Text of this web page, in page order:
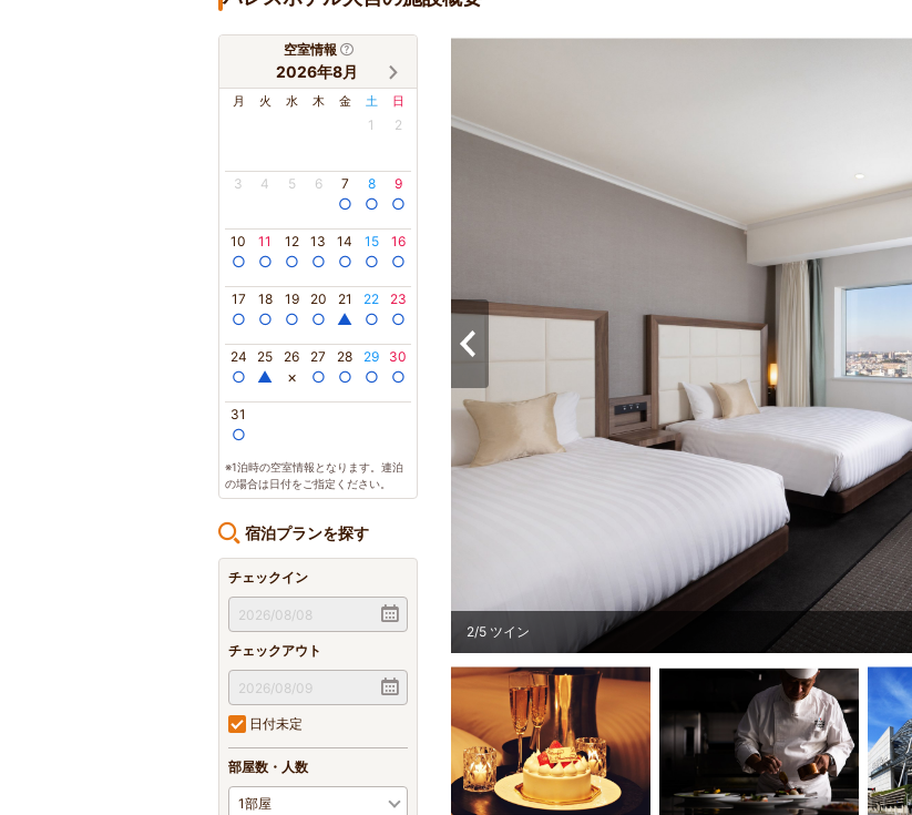
空室情報
2026年8月
月 火 水 木 金 土 日
1 2
3 4 5 6 7
○
8
○
9
○
10
○
11
○
12
○
13
○
14
○
15
○
16
○
17
○
18
○
19
○
20
○
21
▲
22
○
23
○
24
○
25
▲
26
×
27
○
28
○
29
○
30
○
31
○
※1泊時の空室情報となります。連泊
の場合は日付をご指定ください。
宿泊プランを探す
チェックイン
チェックアウト
日付未定
部屋数・人数
2/5 ツイン